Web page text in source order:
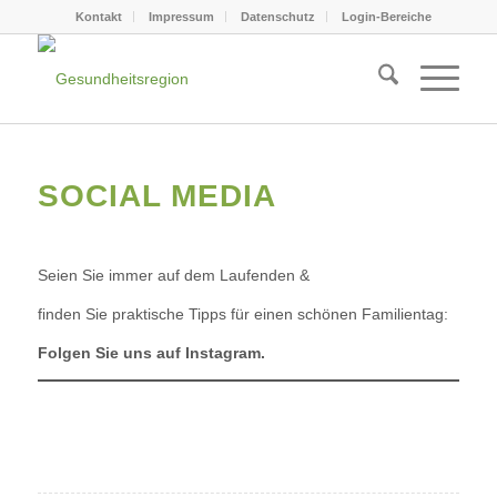
Kontakt Impressum Datenschutz Login-Bereiche
SOCIAL MEDIA
Seien Sie immer auf dem Laufenden &
finden Sie praktische Tipps für einen schönen Familientag:
Folgen Sie uns auf Instagram.